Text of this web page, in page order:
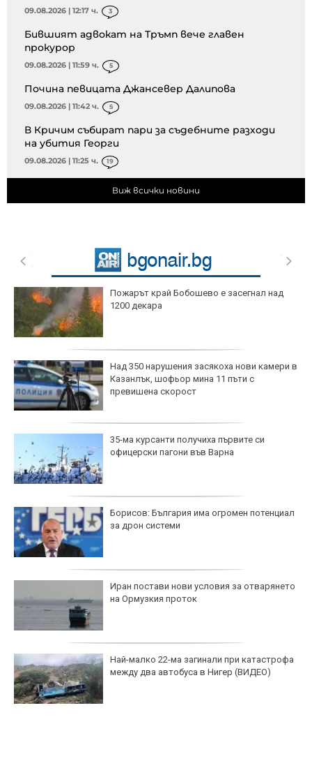
09.08.2026 | 12:17 ч. 3
Бившият адвокат на Тръмп вече главен
прокурор
09.08.2026 | 11:59 ч. 5
Почина певицата Джансевер Далипова
09.08.2026 | 11:42 ч. 5
В Кричим събират пари за съдебните разходи
на убития Георги
09.08.2026 | 11:25 ч. 19
Виж всички новини
Пожарът край Бобошево е засегнал над
1200 декара
Над 350 нарушения засякоха нови камери в
Казанлък, шофьор мина 11 пъти с
превишена скорост
35-ма курсанти получиха първите си
офицерски пагони във Варна
Борисов: България има огромен потенциал
за дрон системи
Иран постави нови условия за отварянето
на Ормузкия проток
Най-малко 22-ма загинали при катастрофа
между два автобуса в Нигер (ВИДЕО)